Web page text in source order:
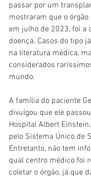
passar por um
mostraram que o órgão
em julho de 2023, foi a
doença. Casos do tipo
na literatura médica,
considerados
mundo.
A família do paciente
divulgou que ele
Hospital Albert
pelo Sistema Único de
Entretanto, não tem
qual centro médico foi
coletar o órgão, já que